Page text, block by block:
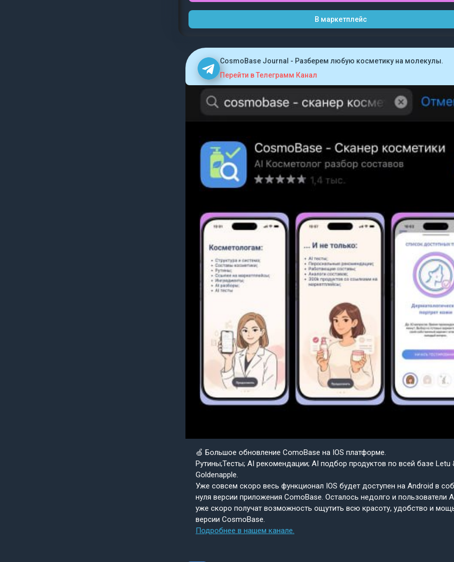
В маркетплейс
CosmoBase Journal - Разберем любую косметику на молекулы.
Перейти в Телеграмм Канал
🍏 Большое обновление ComoBase на IOS платформе.
Рутины;Тесты; AI рекомендации; AI подбор продуктов по всей базе Letu
Goldenapple.
Уже совсем скоро весь функционал IOS будет доступен на Android в
нуля версии приложения ComoBase. Осталось недолго и пользователи
уже скоро получат возможность ощутить всю красоту, удобство и
версии CosmoBase.
Подробнее в нашем канале.